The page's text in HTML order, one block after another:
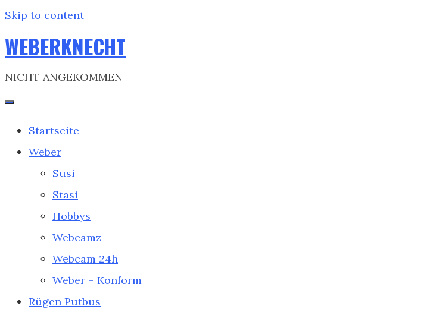
Skip to content
WEBERKNECHT
NICHT ANGEKOMMEN
Startseite
Weber
Susi
Stasi
Hobbys
Webcamz
Webcam 24h
Weber – Konform
Rügen Putbus